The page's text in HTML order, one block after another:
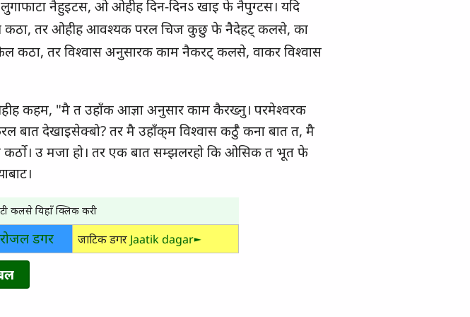
नैहुइटस, ओ ओहीह दिन-दिनऽ खाइ फे नैपुग्‍टस। यदि
कठा, तर ओहीह आवश्‍यक परल चिज कुछु फे नैदेहट्‍ कलसे, का
कठा, तर विश्‍वास अनुसारक काम नैकरट्‍ कलसे, वाकर विश्‍वास
कहम, "मै त उहाँक आज्ञा अनुसार काम कैरख्‍नु। परमेश्‍वरक
बात देखाइसेक्‍बो? तर मै उहाँक्‌म विश्‍वास कर्ठुँ कना बात त, मै
उ मजा हो। तर एक बात सम्‍झलरहो कि ओसिक त भूत फे
कलसे यिहाँ क्‍लिक करी
रोजल डगर जाटिक डगर Jaatik dagar►